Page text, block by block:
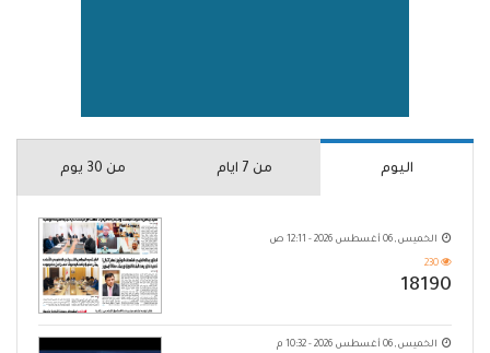
اليوم من 7 ايام من 30 يوم
الخميس, 06 أغسطس 2026 - 12:11 ص
230
18190
الخميس, 06 أغسطس 2026 - 10:32 م